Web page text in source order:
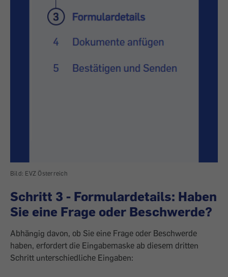
Bild: EVZ Österreich
Schritt 3 - Formulardetails: Haben
Sie eine Frage oder Beschwerde?
Abhängig davon, ob Sie eine Frage oder Beschwerde
haben, erfordert die Eingabemaske ab diesem dritten
Schritt unterschiedliche Eingaben: